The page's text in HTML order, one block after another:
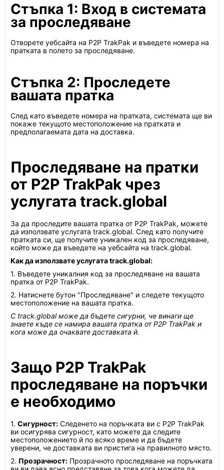
Стъпка 1: Вход в системата
за проследяване
Отворете уебсайта на P2P TrakPak и въведете номера на
пратката в полето за проследяване.
Стъпка 2: Проследете
вашата пратка
След като въведете номера на пратката, системата ще ви
покаже текущото местоположение на пратката и
предполагаемата дата на доставка.
Проследяване на пратки
от P2P TrakPak чрез
услугата track.global
За да проследите вашата пратка от P2P TrakPak, можете
да използвате услугата track.global. След като получите
пратката си, ще получите уникален код за проследяване,
който може да въведете на уебсайта на track.global.
Как да използвате услугата track.global:
1. Въведете уникалния код за проследяване на вашата
пратка от P2P TrakPak.
2. Натиснете бутон "Проследяване" и следете текущото
местоположение на вашата пратка.
С track.global може да бъдете сигурни, че винаги ще
знаете къде се намира вашата пратка от P2P TrakPak и
кога може да очаквате доставката й.
Защо P2P TrakPak
проследяване на поръчки
е необходимо
1. Сигурност: Следенето на поръчката ви с P2P TrakPak
ви осигурява сигурност, като можете да следите
местоположението й по всяко време и да бъдете
уверени, че доставката ви пристига на правилното място.
2. Прозрачност: Прозрачното проследяване на поръчката